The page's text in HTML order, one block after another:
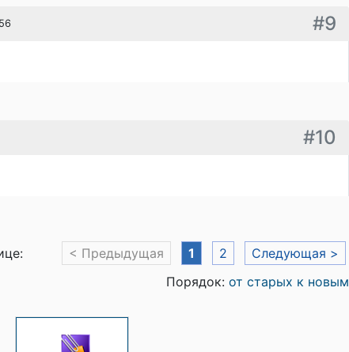
#9
#10
< Предыдущая 1 2
Следующая >
Порядок: от старых к новым